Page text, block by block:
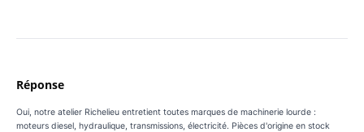
Réponse
Oui, notre atelier Richelieu entretient toutes marques de machinerie lourde :
moteurs diesel, hydraulique, transmissions, électricité. Pièces d'origine en stock